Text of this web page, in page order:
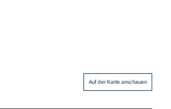
Auf der Karte anschauen